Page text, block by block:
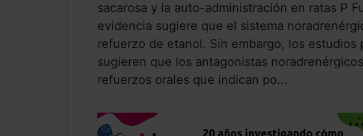
sacarosa y la auto-administración en ratas P
evidencia sugiere que el sistema
refuerzo de etanol. Sin embargo, los estudios
sugieren que los antagonistas
refuerzos orales que indican po...